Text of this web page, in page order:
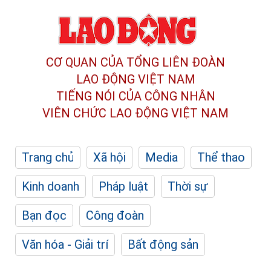
CƠ QUAN CỦA TỔNG LIÊN ĐOÀN
LAO ĐỘNG VIỆT NAM
TIẾNG NÓI CỦA CÔNG NHÂN
VIÊN CHỨC LAO ĐỘNG VIỆT NAM
Trang chủ Xã hội Media
Thể thao
Kinh doanh
Pháp luật
Thời sự
Bạn đọc
Công đoàn
Văn hóa - Giải trí
Bất động sản